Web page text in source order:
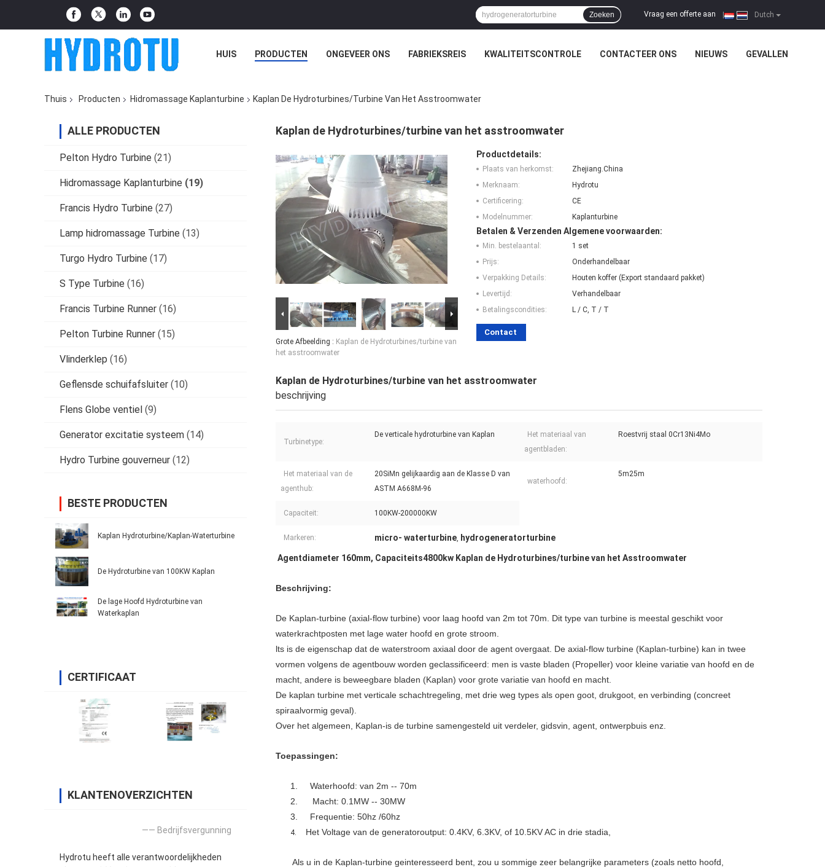
Dutch
Vraag een offerte aan
Zoeken
HUIS PRODUCTEN ONGEVEER ONS FABRIEKSREIS KWALITEITSCONTROLE CONTACTEER ONS NIEUWS GEVALLEN
Thuis Producten Hidromassage Kaplanturbine Kaplan De Hydroturbines/turbine Van Het Asstroomwater
ALLE PRODUCTEN
Pelton Hydro Turbine (21)
Hidromassage Kaplanturbine (19)
Francis Hydro Turbine (27)
Lamp hidromassage Turbine (13)
Turgo Hydro Turbine (17)
S Type Turbine (16)
Francis Turbine Runner (16)
Pelton Turbine Runner (15)
Vlinderklep (16)
Geflensde schuifafsluiter (10)
Flens Globe ventiel (9)
Generator excitatie systeem (14)
Hydro Turbine gouverneur (12)
BESTE PRODUCTEN
Kaplan Hydroturbine/Kaplan-Waterturbine
De Hydroturbine van 100KW Kaplan
De lage Hoofd Hydroturbine van
Waterkaplan
CERTIFICAAT
KLANTENOVERZICHTEN
—— Bedrijfsvergunning
Hydrotu heeft alle verantwoordelijkheden
Kaplan de Hydroturbines/turbine van het asstroomwater
Grote Afbeelding : Kaplan de Hydroturbines/turbine van
het asstroomwater
Productdetails:
Plaats van herkomst:
Zhejiang.China
Merknaam:
Hydrotu
Certificering:
CE
Modelnummer:
Kaplanturbine
Betalen & Verzenden Algemene voorwaarden:
Min. bestelaantal:
1 set
Prijs:
Onderhandelbaar
Verpakking Details:
Houten koffer (Export standaard pakket)
Levertijd:
Verhandelbaar
Betalingscondities:
L / C, T / T
Contact
Kaplan de Hydroturbines/turbine van het asstroomwater
beschrijving
Turbinetype:
De verticale hydroturbine van Kaplan
Het materiaal van
agentbladen:
Roestvrij staal 0Cr13Ni4Mo
Het materiaal van de
agenthub:
20SiMn gelijkaardig aan de Klasse D van
ASTM A668M-96
waterhoofd:
5m25m
Capaciteit: 100KW-200000KW
Markeren: micro- waterturbine, hydrogeneratorturbine
Agentdiameter 160mm, Capaciteits4800kw Kaplan de Hydroturbines/turbine van het Asstroomwater
Beschrijving:
De Kaplan-turbine (axial-flow turbine) voor laag hoofd van 2m tot 70m. Dit type van turbine is meestal geschikt voor
waterkrachtposten met lage water hoofd en grote stroom.
lts is de eigenschap dat de waterstroom axiaal door de agent overgaat. De axial-flow turbine (Kaplan-turbine) kan in twee
vormen volgens de agentbouw worden geclassificeerd: men is vaste bladen (Propeller) voor kleine variatie van hoofd en de
macht, andere is beweegbare bladen (Kaplan) voor grote variatie van hoofd en macht.
De kaplan turbine met verticale schachtregeling, met drie weg types als open goot, drukgoot, en verbinding (concreet
spiraalvormig geval).
Over het algemeen, Kaplan-is de turbine samengesteld uit verdeler, gidsvin, agent, ontwerpbuis enz.
Toepassingen:
1. Waterhoofd: van 2m -- 70m
2. Macht: 0.1MW -- 30MW
3. Frequentie: 50hz /60hz
4. Het Voltage van de generatoroutput: 0.4KV, 6.3KV, of 10.5KV AC in drie stadia,
Als u in de Kaplan-turbine geinteresseerd bent, zou u sommige zeer belangrijke parameters (zoals netto hoofd,